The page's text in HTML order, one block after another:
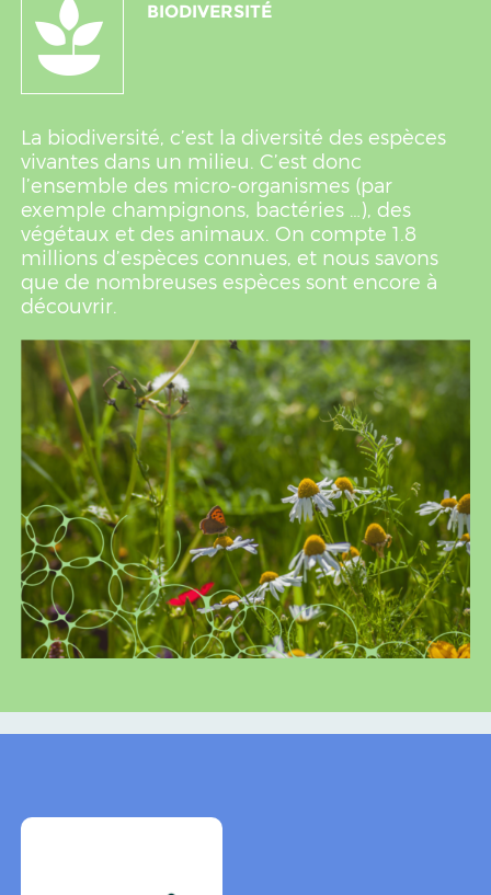
BIODIVERSITÉ
La biodiversité, c’est la diversité des espèces
vivantes dans un milieu. C’est donc
l’ensemble des micro-organismes (par
exemple champignons, bactéries …), des
végétaux et des animaux. On compte 1.8
millions d’espèces connues, et nous savons
que de nombreuses espèces sont encore à
découvrir.